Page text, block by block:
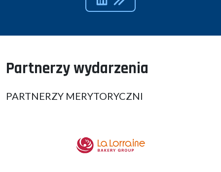
Partnerzy wydarzenia
PARTNERZY MERYTORYCZNI